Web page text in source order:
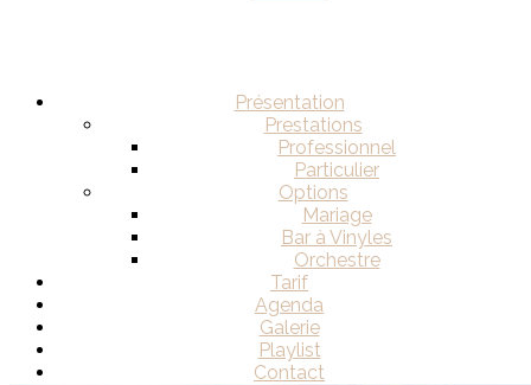
Présentation
Prestations
Professionnel
Particulier
Options
Mariage
Bar à Vinyles
Orchestre
Tarif
Agenda
Galerie
Playlist
Contact